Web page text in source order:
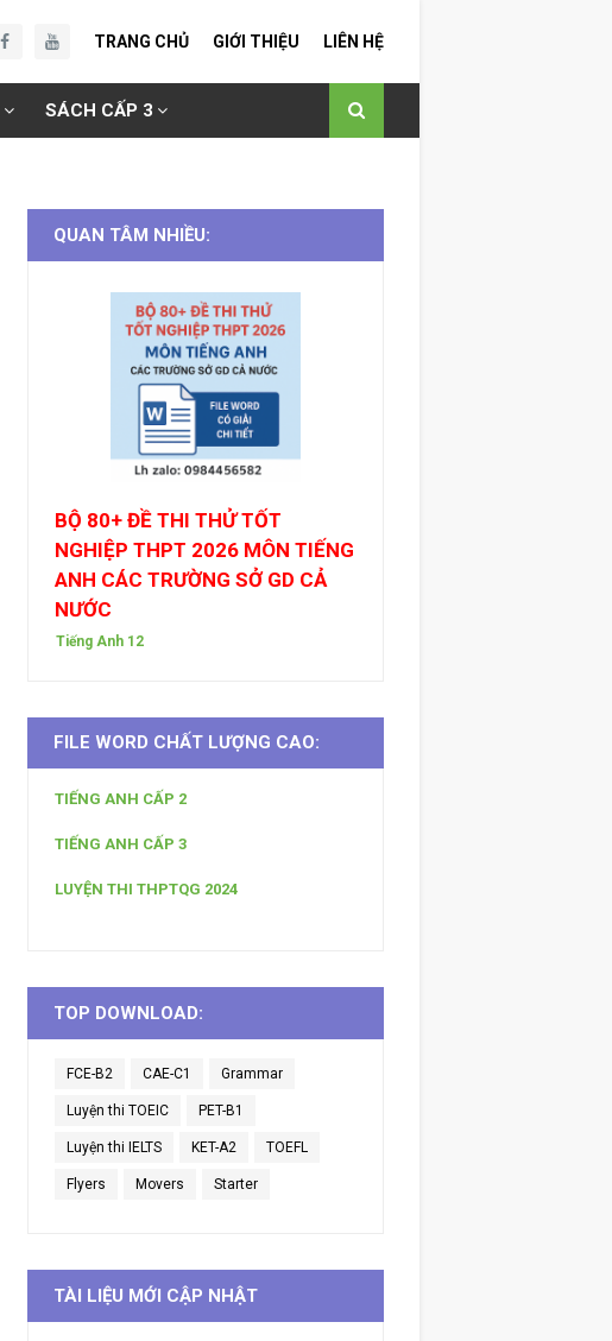
TRANG CHỦ GIỚI THIỆU LIÊN HỆ
SÁCH CẤP 3
QUAN TÂM NHIỀU:
BỘ 80+ ĐỀ THI THỬ TỐT
NGHIỆP THPT 2026 MÔN TIẾNG
ANH CÁC TRƯỜNG SỞ GD CẢ
NƯỚC
Tiếng Anh 12
FILE WORD CHẤT LƯỢNG CAO:
TIẾNG ANH CẤP 2
TIẾNG ANH CẤP 3
LUYỆN THI THPTQG 2024
TOP DOWNLOAD:
FCE-B2 CAE-C1 Grammar
Luyện thi TOEIC PET-B1
Luyện thi IELTS KET-A2 TOEFL
Flyers Movers Starter
TÀI LIỆU MỚI CẬP NHẬT